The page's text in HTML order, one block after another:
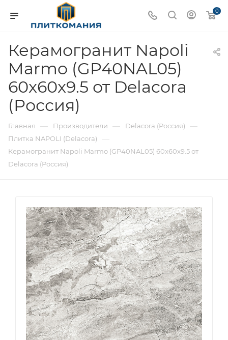
0
Керамогранит Napoli
Marmo (GP40NAL05)
60x60x9.5 от Delacora
(Россия)
Главная — Производители — Delacora (Россия) —
Плитка NAPOLI (Delacora) —
Керамогранит Napoli Marmo (GP40NAL05) 60x60x9.5 от
Delacora (Россия)